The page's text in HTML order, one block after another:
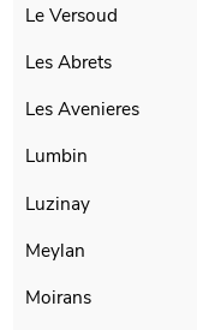
Le Versoud
Les Abrets
Les Avenieres
Lumbin
Luzinay
Meylan
Moirans